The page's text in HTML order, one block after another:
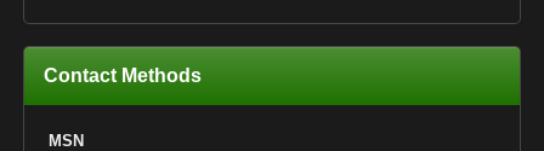
Contact Methods
MSN